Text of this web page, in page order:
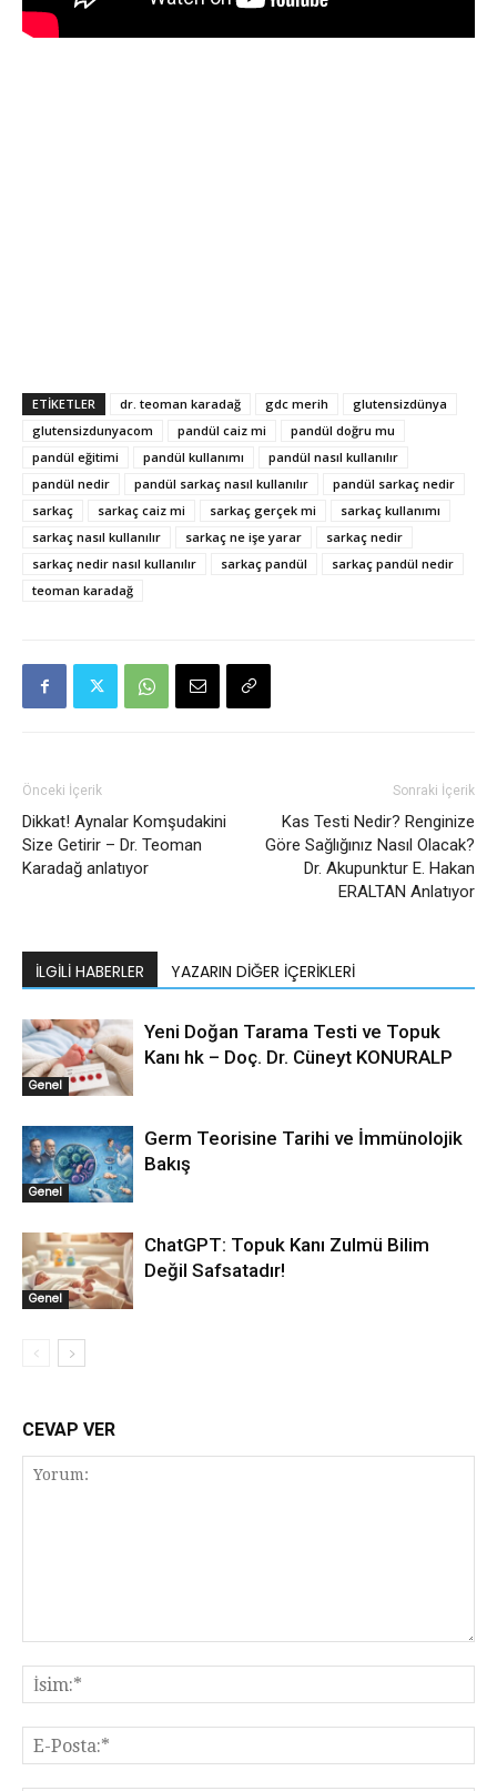
ETIKETLER dr. teoman karadağ gdc merih
glutensizdünya
glutensizdunyacom
pandül caiz mi
pandül doğru mu
pandül eğitimi
pandül kullanımı
pandül nasıl kullanılır
pandül nedir
pandül sarkaç nasıl kullanılır
pandül sarkaç nedir
sarkaç
sarkaç caiz mi sarkaç gerçek mi
sarkaç kullanımı
sarkaç nasıl kullanılır
sarkaç ne işe yarar
sarkaç nedir
sarkaç nedir nasıl kullanılır
sarkaç pandül
sarkaç pandül nedir
teoman karadağ
Önceki İçerik
Dikkat! Aynalar Komşudakini
Size Getirir – Dr. Teoman
Karadağ anlatıyor
Sonraki İçerik
Kas Testi Nedir? Renginize
Göre Sağlığınız Nasıl Olacak?
Dr. Akupunktur E. Hakan
ERALTAN Anlatıyor
İLGILI HABERLER YAZARIN DIĞER İÇERIKLERI
Genel
Yeni Doğan Tarama Testi ve Topuk
Kanı hk – Doç. Dr. Cüneyt KONURALP
Genel
Germ Teorisine Tarihi ve İmmünolojik
Bakış
Genel
ChatGPT: Topuk Kanı Zulmü Bilim
Değil Safsatadır!
CEVAP VER